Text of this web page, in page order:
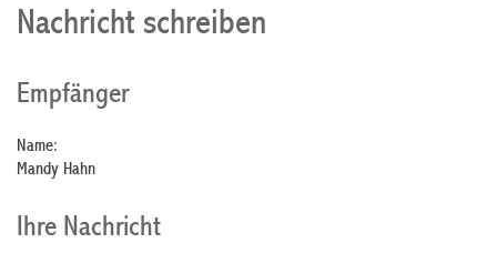
Nachricht schreiben
Empfänger
Name:
Mandy Hahn
Ihre Nachricht